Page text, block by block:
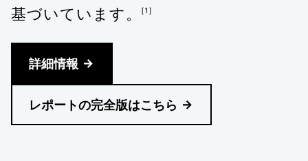
基づいています。 [1]
詳細情報
レポートの完全版はこちら